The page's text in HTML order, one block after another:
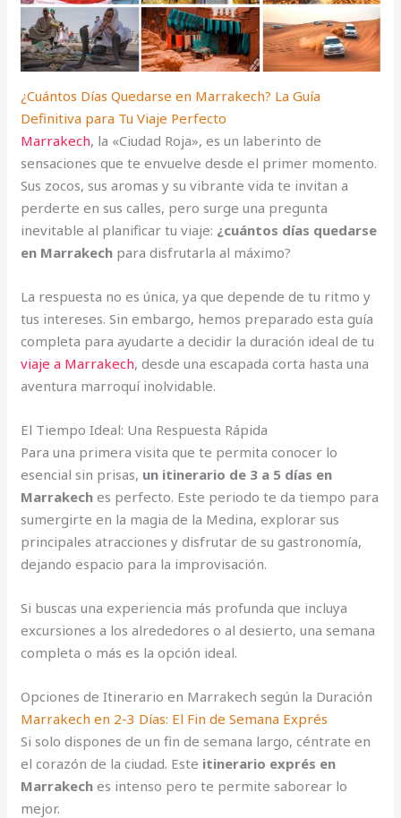
¿Cuántos Días Quedarse en Marrakech? La Guía
Definitiva para Tu Viaje Perfecto
Marrakech, la «Ciudad Roja», es un laberinto de
sensaciones que te envuelve desde el primer momento.
Sus zocos, sus aromas y su vibrante vida te invitan a
perderte en sus calles, pero surge una pregunta
inevitable al planificar tu viaje: ¿cuántos días quedarse
en Marrakech para disfrutarla al máximo?
La respuesta no es única, ya que depende de tu ritmo y
tus intereses. Sin embargo, hemos preparado esta guía
completa para ayudarte a decidir la duración ideal de tu
viaje a Marrakech, desde una escapada corta hasta una
aventura marroquí inolvidable.
El Tiempo Ideal: Una Respuesta Rápida
Para una primera visita que te permita conocer lo
esencial sin prisas, un itinerario de 3 a 5 días en
Marrakech es perfecto. Este periodo te da tiempo para
sumergirte en la magia de la Medina, explorar sus
principales atracciones y disfrutar de su gastronomía,
dejando espacio para la improvisación.
Si buscas una experiencia más profunda que incluya
excursiones a los alrededores o al desierto, una semana
completa o más es la opción ideal.
Opciones de Itinerario en Marrakech según la Duración
Marrakech en 2-3 Días: El Fin de Semana Exprés
Si solo dispones de un fin de semana largo, céntrate en
el corazón de la ciudad. Este itinerario exprés en
Marrakech es intenso pero te permite saborear lo
mejor.